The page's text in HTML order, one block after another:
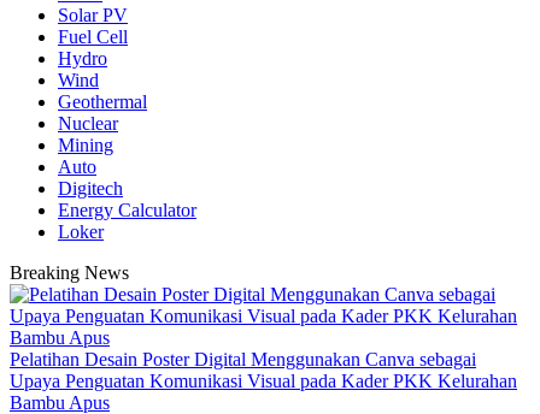
Solar PV
Fuel Cell
Hydro
Wind
Geothermal
Nuclear
Mining
Auto
Digitech
Energy Calculator
Loker
Breaking News
Pelatihan Desain Poster Digital Menggunakan Canva sebagai
Upaya Penguatan Komunikasi Visual pada Kader PKK Kelurahan
Bambu Apus